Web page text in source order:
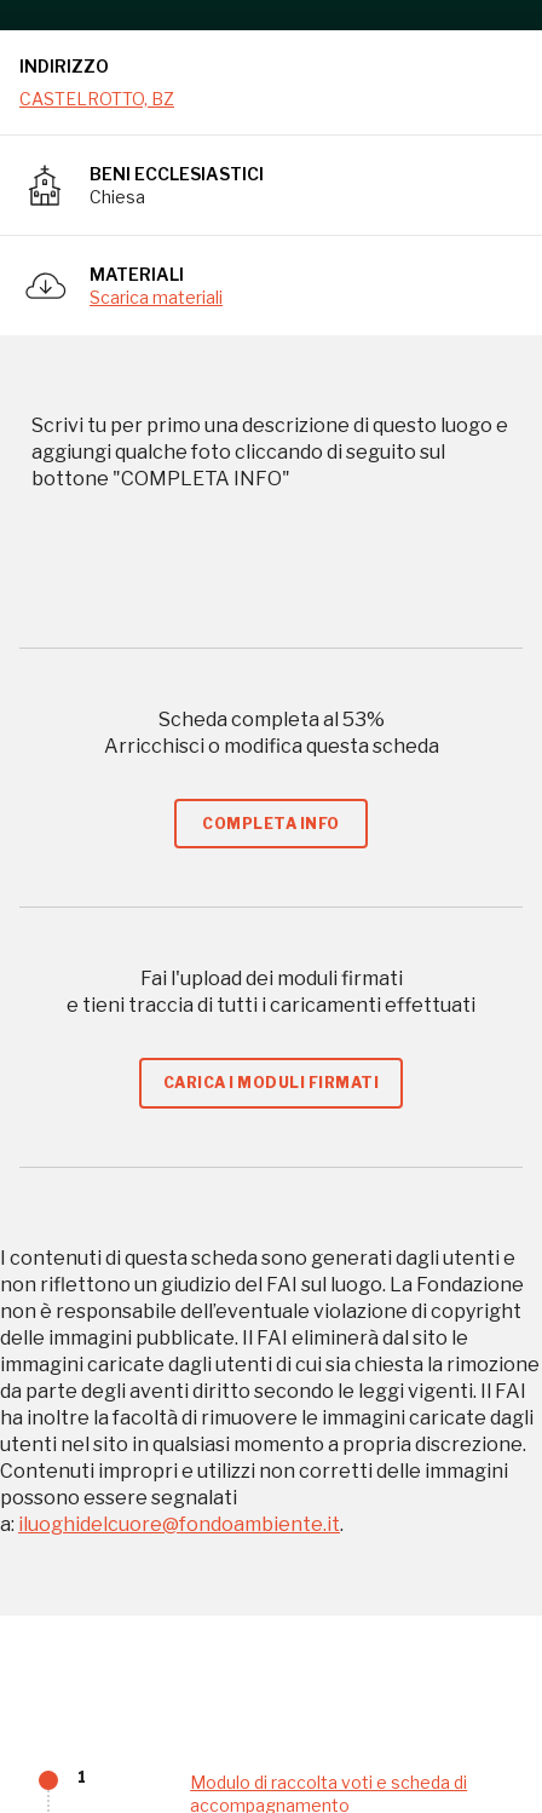
INDIRIZZO
CASTELROTTO, BZ
BENI ECCLESIASTICI
Chiesa
MATERIALI
Scarica materiali
Scrivi tu per primo una descrizione di questo luogo e
aggiungi qualche foto cliccando di seguito sul
bottone "COMPLETA INFO"
Scheda completa al 53%
Arricchisci o modifica questa scheda
COMPLETA INFO
Fai l'upload dei moduli firmati
e tieni traccia di tutti i caricamenti effettuati
CARICA I MODULI FIRMATI
I contenuti di questa scheda sono generati dagli utenti e
non riflettono un giudizio del FAI sul luogo. La Fondazione
non è responsabile dell’eventuale violazione di copyright
delle immagini pubblicate. Il FAI eliminerà dal sito le
immagini caricate dagli utenti di cui sia chiesta la rimozione
da parte degli aventi diritto secondo le leggi vigenti. Il FAI
ha inoltre la facoltà di rimuovere le immagini caricate dagli
utenti nel sito in qualsiasi momento a propria discrezione.
Contenuti impropri e utilizzi non corretti delle immagini
possono essere segnalati
a: iluoghidelcuore@fondoambiente.it.
1
Modulo di raccolta voti e scheda di
accompagnamento
Storico campagne in questo
organizzati
Regalati 365 giorni di arte e cultura nell'Italia
più bella, risparmiando.
ISCRIVITI AL FAI
Ingresso gratuito
nei Beni FAI tutto l'anno
Gratis
Napoli
Palazzo Strozzi
Firenze
Gallerie
Milano
sarebbe possibile